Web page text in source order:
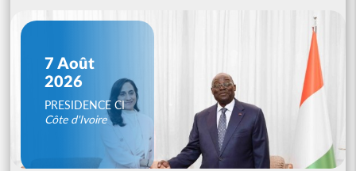
7 Août
2026
PRESIDENCE CI
Côte d'Ivoire